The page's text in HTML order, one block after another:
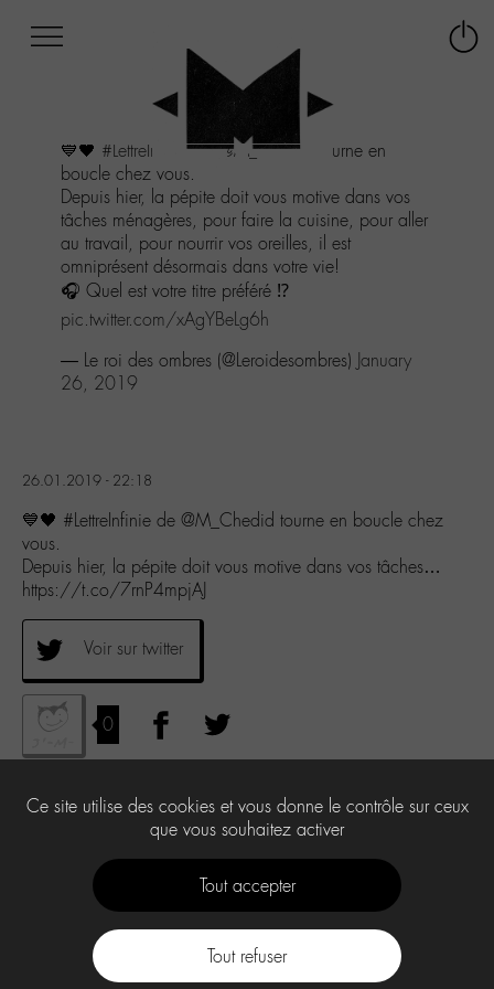
menu
Aller
au
contenu
Aller
💙🖤 #LettreInfiniede@M_Chedid
tourne en
boucle chez vous.
Depuis hier, la pépite doit vous motive dans vos
tâches ménagères, pour faire la cuisine, pour aller
au travail, pour nourrir vos oreilles, il est
omniprésent désormais dans votre vie!
🎧 Quel est votre titre préféré ⁉️
pic.twitter.com/xAgYBeLg6h
— Le roi des ombres (@Leroidesombres) January
26, 2019
26.01.2019 - 22:18
💙🖤 #LettreInfinie de @M_Chedid tourne en boucle chez
vous.
Depuis hier, la pépite doit vous motive dans vos tâches…
https://t.co/7rnP4mpjAJ
Voir sur twitter
0
Ce site utilise des cookies et vous donne le contrôle sur ceux
que vous souhaitez activer
Tout accepter
Tout refuser